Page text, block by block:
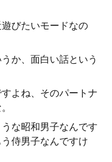
びたいモードなの
か、面白い話という
よね、そのパートナ
な昭和男子なんです
侍男子なんですけ